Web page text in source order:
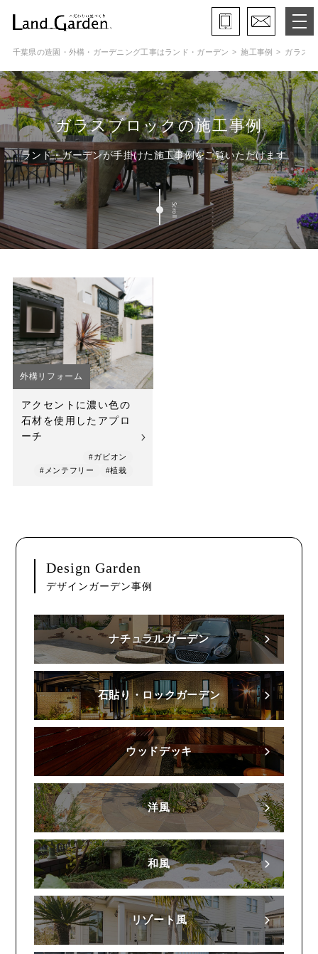
ランド・ガーデンとは
モデルガーデン
施工事例
保証と約束・ご理解いただきたい事
施工の流れ
よくある質問
会社概要
店舗案内
スタッフ紹介
プライバシーポリシー
サイトマップ
千葉県の造園・外構・ガーデニング工事はランド・ガーデン 施工事例 ガラス
ガラスブロックの施工事例
ランド・ガーデンが手掛けた施工事例をご覧いただけます
Scroll
外構リフォーム
アクセントに濃い色の
石材を使用したアプロ
ーチ
#ガビオン
#メンテフリー
#植栽
Design Garden
デザインガーデン事例
ナチュラルガーデン
石貼り・ロックガーデン
ウッドデッキ
洋風
和風
リゾート風